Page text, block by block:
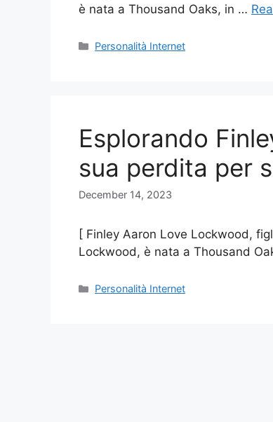
è nata a Thousand Oaks, in …
Categories
Personalità Internet
Esplorando
sua perdita per
December 14, 2023
[ Finley Aaron Love Lockwood,
Lockwood, è nata a Thousand
Categories
Personalità Internet